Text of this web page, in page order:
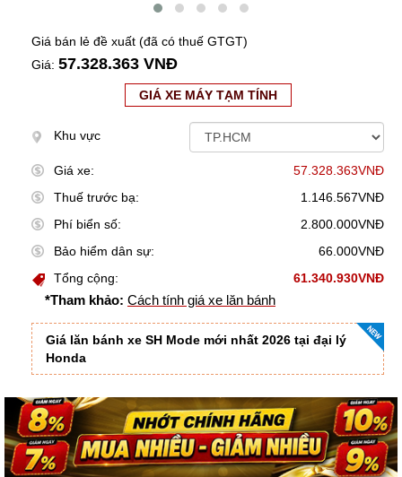
Giá bán lẻ đề xuất (đã có thuế GTGT)
Giá: 57.328.363 VNĐ
GIÁ XE MÁY TẠM TÍNH
Khu vực
Giá xe:
57.328.363VNĐ
Thuế trước bạ:
1.146.567VNĐ
Phí biển số:
2.800.000VNĐ
Bảo hiểm dân sự:
66.000VNĐ
Tổng cộng:
61.340.930VNĐ
*Tham khảo: Cách tính giá xe lăn bánh
Giá lăn bánh xe SH Mode mới nhất 2026 tại đại lý
Honda